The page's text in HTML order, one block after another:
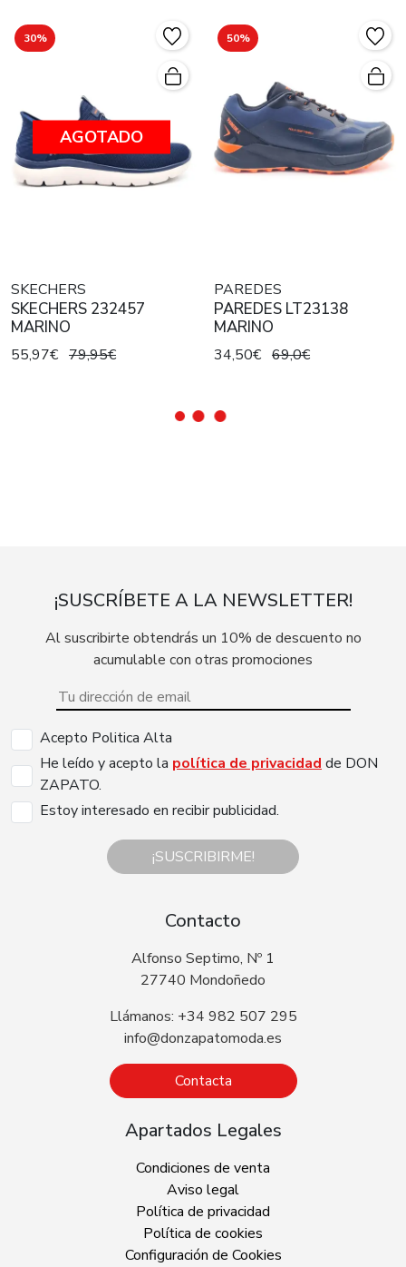
30%
AGOTADO
SKECHERS
SKECHERS 232457
MARINO
55,97€ 79,95€
50%
PAREDES
PAREDES LT23138
MARINO
34,50€ 69,0€
¡SUSCRÍBETE A LA NEWSLETTER!
Al suscribirte obtendrás un 10% de descuento no
acumulable con otras promociones
Acepto Politica Alta
He leído y acepto la política de privacidad de DON
ZAPATO.
Estoy interesado en recibir publicidad.
¡SUSCRIBIRME!
Contacto
Alfonso Septimo, Nº 1
27740 Mondoñedo
Llámanos: +34 982 507 295
info@donzapatomoda.es
Contacta
Apartados Legales
Condiciones de venta
Aviso legal
Política de privacidad
Política de cookies
Configuración de Cookies